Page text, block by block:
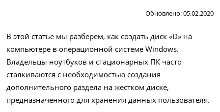
Обновлено: 05.02.2020
В этой статье мы разберем, как создать диск «D» на
компьютере в операционной системе Windows.
Владельцы ноутбуков и стационарных ПК часто
сталкиваются с необходимостью создания
дополнительного раздела на жестком диске,
предназначенного для хранения данных пользователя.